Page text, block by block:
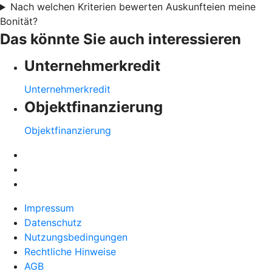
Nach welchen Kriterien bewerten Auskunfteien meine
Bonität?
Das könnte Sie auch interessieren
Unternehmerkredit
Unternehmerkredit
Objektfinanzierung
Objektfinanzierung
Impressum
Datenschutz
Nutzungsbedingungen
Rechtliche Hinweise
AGB